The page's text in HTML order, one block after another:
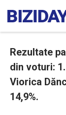
Rezultate
din voturi:
Viorica
14,9%.